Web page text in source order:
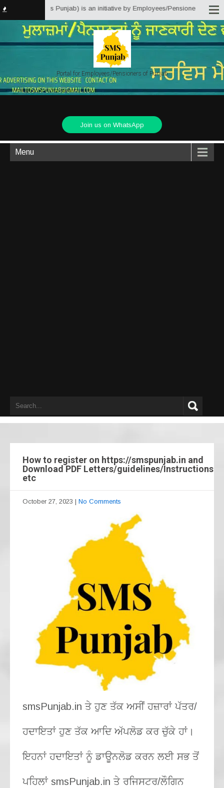
Solutions Punjab) is an initiative by Employees/Pensioners of Punjab
Portal for Employees/Pensioners of Punjab
Join us on WhatsApp
Menu
How to register on https://smspunjab.in and
Download PDF Letters/guidelines/Instructions
etc
October 27, 2023 | No Comments
smsPunjab.in ਤੇ ਹੁਣ ਤੱਕ ਅਸੀਂ ਹਜ਼ਾਰਾਂ ਪੱਤਰ/
ਹਦਾਇਤਾਂ ਹੁਣ ਤੱਕ ਆਦਿ ਅੱਪਲੋਡ ਕਰ ਚੁੱਕੇ ਹਾਂ।
ਇਹਨਾਂ ਹਦਾਇਤਾਂ ਨੂੰ ਡਾਊਨਲੋਡ ਕਰਨ ਲਈ ਸਭ ਤੋਂ
ਪਹਿਲਾਂ smsPunjab.in ਤੇ ਰਜਿਸਟਰ/ਲੌਗਿਨ